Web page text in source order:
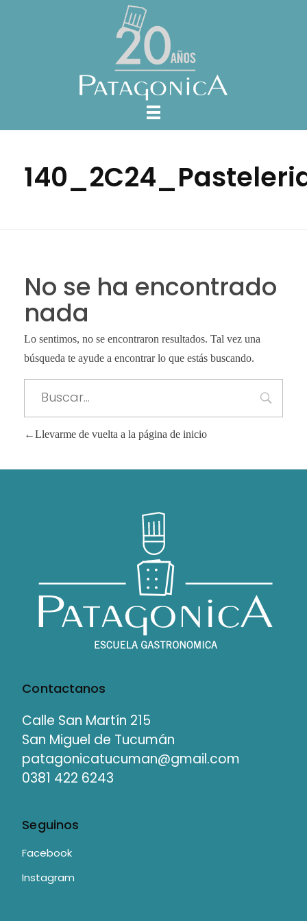
No se ha encontrado
nada
Lo sentimos, no se encontraron resultados. Tal vez una
búsqueda te ayude a encontrar lo que estás buscando.
Llevarme de vuelta a la página de inicio
Contactanos
Calle San Martín 215
San Miguel de Tucumán
patagonicatucuman@gmail.com
0381 422 6243
Seguinos
Facebook
Instagram